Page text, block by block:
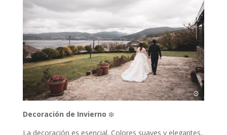
Decoración de Invierno ❄️
La decoración es esencial. Colores suaves y elegantes,